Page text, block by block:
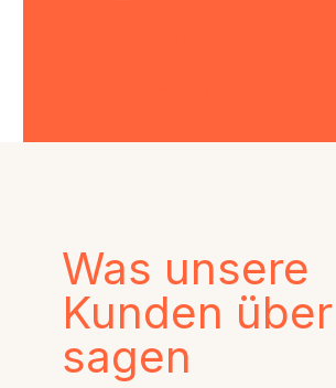
Was unsere
Kunden
sagen